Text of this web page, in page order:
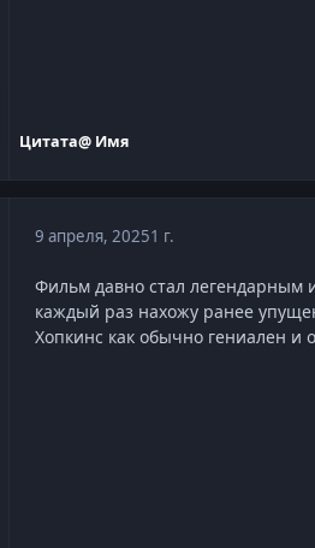
Цитата@ Имя
9 апреля, 20251 г.
Фильм давно стал легендарным
каждый раз нахожу ранее
Хопкинс как обычно гениален и